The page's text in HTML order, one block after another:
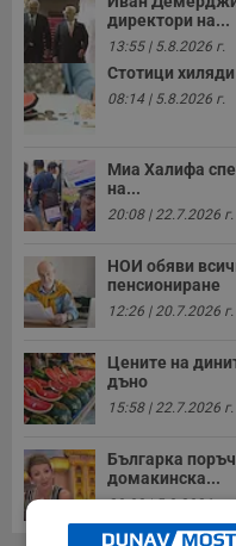
директори на...
13:55 | 5.8.2026 г.
Стотици
08:14 | 5.8.2026 г.
Миа Халифа
на...
20:08 | 22.7.2026 г.
НОИ обяви
пенсиониране
12:26 | 20.7.2026 г.
Цените на
дъно
15:58 | 22.7.2026 г.
Българка
домакинска...
20:03 | 5.8.2026 г.